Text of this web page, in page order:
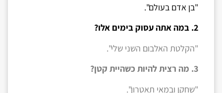
"בן אדם בעולם".
2. במה אתה עסוק בימים אלו?
"הקלטת האלבום השני שלי".
3. מה רצית להיות כשהיית קטן?
"שחקן ובמאי תאטרון".